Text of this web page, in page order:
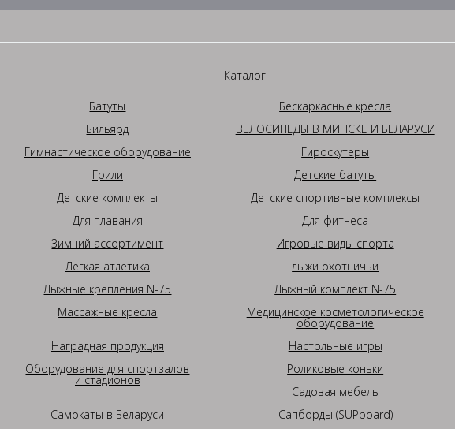
Каталог
Батуты
Бескаркасные кресла
Бильярд
ВЕЛОСИПЕДЫ В МИНСКЕ И БЕЛАРУСИ
Гимнастическое оборудование
Гироскутеры
Грили
Детские батуты
Детские комплекты
Детские спортивные комплексы
Для плавания
Для фитнеса
Зимний ассортимент
Игровые виды спорта
Легкая атлетика
лыжи охотничьи
Лыжные крепления N-75
Лыжный комплект N-75
Массажные кресла
Медицинское косметологическое
оборудование
Наградная продукция
Настольные игры
Оборудование для спортзалов
и стадионов
Роликовые коньки
Садовая мебель
Самокаты в Беларуси
Сапборды (SUPboard)